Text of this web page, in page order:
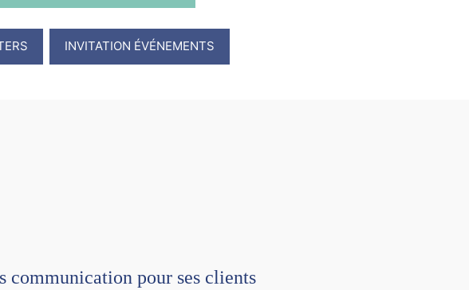
INVITATION ÉVÉNEMENTS
communication pour ses clients